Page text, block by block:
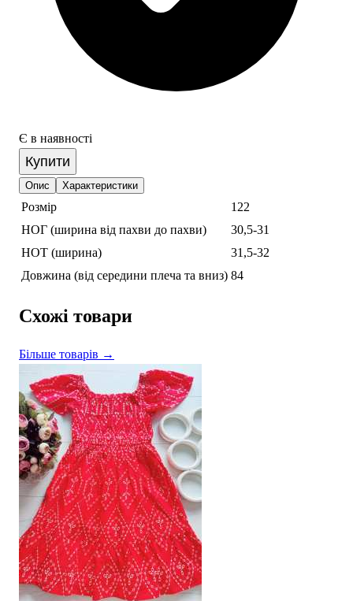
Є в наявності
Купити
Опис Характеристики
Розмір
122
НОГ (ширина від пахви до пахви)
30,5-31
НОТ (ширина)
31,5-32
Довжина (від середини плеча та вниз) 84
Схожі товари
Більше товарів →